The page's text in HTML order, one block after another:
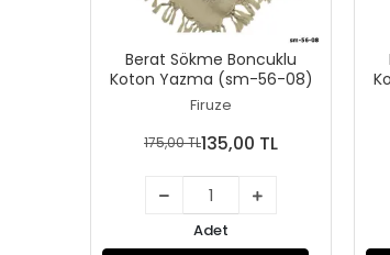
Berat Sökme Boncuklu
Koton Yazma (sm-56-08)
Firuze
175,00 TL135,00 TL
Adet